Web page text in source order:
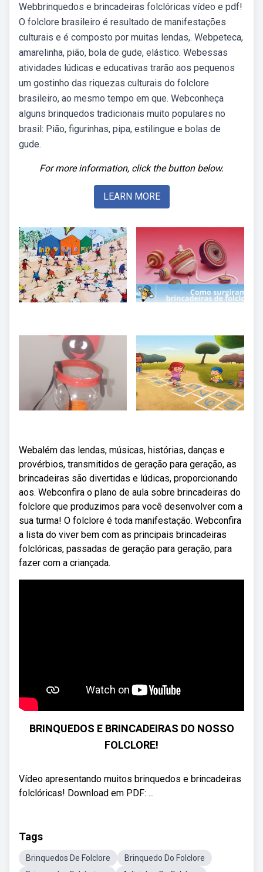
Webbrinquedos e brincadeiras folclóricas vídeo e pdf!
O folclore brasileiro é resultado de manifestações
culturais e é composto por muitas lendas,. Webpeteca,
amarelinha, pião, bola de gude, elástico. Webessas
atividades lúdicas e educativas trarão aos pequenos
um gostinho das riquezas culturais do folclore
brasileiro, ao mesmo tempo em que. Webconheça
alguns brinquedos tradicionais muito populares no
brasil: Pião, figurinhas, pipa, estilingue e bolas de
gude.
For more information, click the button below.
LEARN MORE
Webalém das lendas, músicas, histórias, danças e
provérbios, transmitidos de geração para geração, as
brincadeiras são divertidas e lúdicas, proporcionando
aos. Webconfira o plano de aula sobre brincadeiras do
folclore que produzimos para você desenvolver com a
sua turma! O folclore é toda manifestação. Webconfira
a lista do viver bem com as principais brincadeiras
folclóricas, passadas de geração para geração, para
fazer com a criançada.
BRINQUEDOS E BRINCADEIRAS DO NOSSO
FOLCLORE!
Vídeo apresentando muitos brinquedos e brincadeiras
folclóricas! Download em PDF: ...
Tags
Brinquedos De Folclore
Brinquedo Do Folclore